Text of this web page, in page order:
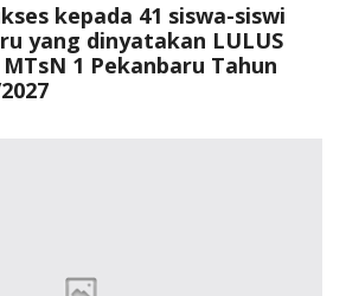
kepada 41 siswa-siswi
yang dinyatakan LULUS
1 Pekanbaru Tahun